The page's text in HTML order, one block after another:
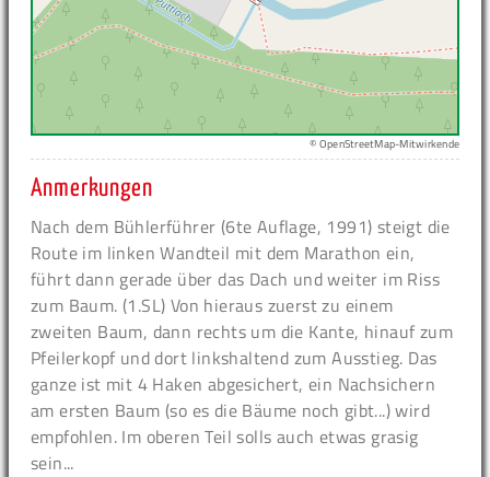
© OpenStreetMap-Mitwirkende
Anmerkungen
Nach dem Bühlerführer (6te Auflage, 1991) steigt die
Route im linken Wandteil mit dem Marathon ein,
führt dann gerade über das Dach und weiter im Riss
zum Baum. (1.SL) Von hieraus zuerst zu einem
zweiten Baum, dann rechts um die Kante, hinauf zum
Pfeilerkopf und dort linkshaltend zum Ausstieg. Das
ganze ist mit 4 Haken abgesichert, ein Nachsichern
am ersten Baum (so es die Bäume noch gibt...) wird
empfohlen. Im oberen Teil solls auch etwas grasig
sein...